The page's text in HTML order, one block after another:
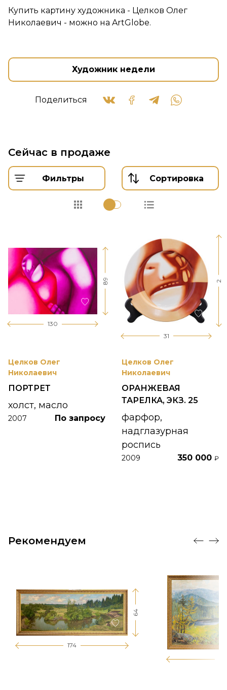
Купить картину художника - Целков Олег
Николаевич - можно на ArtGlobe.
Художник недели
Поделиться
Сейчас в продаже
Фильтры Сортировка
130
89
Целков Олег
Николаевич
ПОРТРЕТ
холст, масло
2007 По запросу
31
2
Целков Олег
Николаевич
ОРАНЖЕВАЯ
ТАРЕЛКА, ЭКЗ. 25
фарфор,
надглазурная
роспись
2009 350 000 ₽
Рекомендуем
174
64